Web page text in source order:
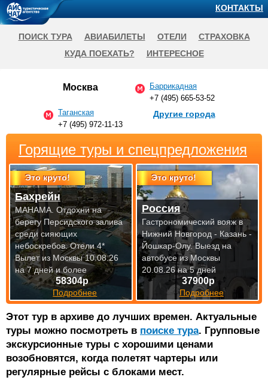
Этот тур в архиве до лучших времен. Актуальные
туры можно посмотреть в поиске тура. Групповые
экскурсионные туры с хорошими ценами
возобновятся, когда полетят чартеры или
регулярные рейсы с блоками мест.
Горящие туры и спецпредложения
Это круто!
58304р
Подробнее
Бахрейн
МАНАМА. Отдохни на
берегу Персидского залива
среди сияющих
небоскребов. Отели 4*
Вылет из Москвы 10.08.26
на 7 дней и более
Это круто!
37900р
Подробнее
Россия
Гастрономический вояж в
Нижний Новгород - Казань -
Йошкар-Олу.Выезд на
автобусе из Москвы
20.08.26 на 5 дней
Москва
Баррикадная
+7 (495) 665-53-52
Таганская
+7 (495) 972-11-13
Другие города
КОНТАКТЫ
ПОИСК ТУРА АВИАБИЛЕТЫ ОТЕЛИ
СТРАХОВКА
КУДА ПОЕХАТЬ?
ИНТЕРЕСНОЕ